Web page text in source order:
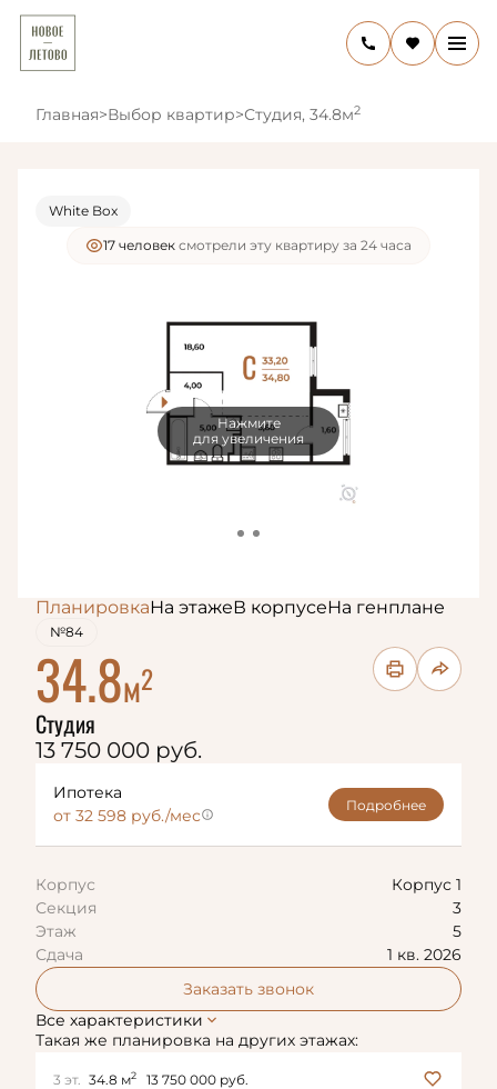
Главная>Выбор квартир>Студия, 34.8м2
White Box
17 человек смотрели эту квартиру за 24 часа
Нажмите
для увеличения
ПланировкаНа этажеВ корпусеНа генплане
№84
34.8м2
Студия
13 750 000 руб.
Ипотека
от 32 598 руб./мес
Подробнее
Корпус
Корпус 1
Секция
3
Этаж
5
Сдача
1 кв. 2026
Заказать звонок
Все характеристики
Такая же планировка на других этажах:
3 эт. 34.8 м2 13 750 000 руб.